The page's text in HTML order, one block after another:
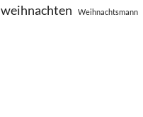
weihnachten
Weihnachtsmann